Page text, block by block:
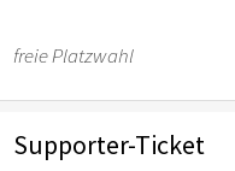
freie Platzwahl
Supporter-Ticket